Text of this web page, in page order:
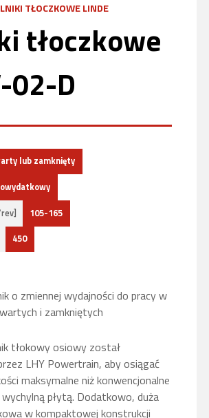
TŁOCZKOWE LINDE
tłoczkowe
02-D
lub zamknięty
105-165
450
o zmiennej wydajności do pracy w
i zamkniętych
tłokowy osiowy został
LHY Powertrain, aby osiągać
maksymalne niż konwencjonalne
płytą. Dodatkowo, duża
w kompaktowej konstrukcji